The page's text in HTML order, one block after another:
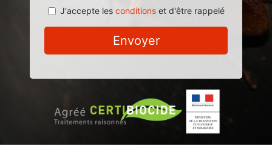
J'accepte les conditionset d'être rappelé
Envoyer